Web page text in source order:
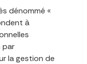
dénommé «
à
par
la gestion de